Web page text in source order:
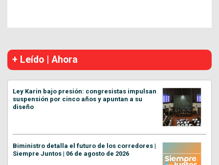
+ Leído | Ahora
Ley Karin bajo presión: congresistas impulsan
suspensión por cinco años y apuntan a su
diseño
Biministro detalla el futuro de los corredores |
Siempre Juntos | 06 de agosto de 2026